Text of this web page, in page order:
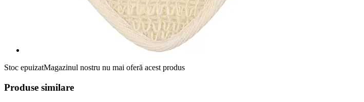
Stoc epuizatMagazinul nostru nu mai oferă acest produs
Produse similare